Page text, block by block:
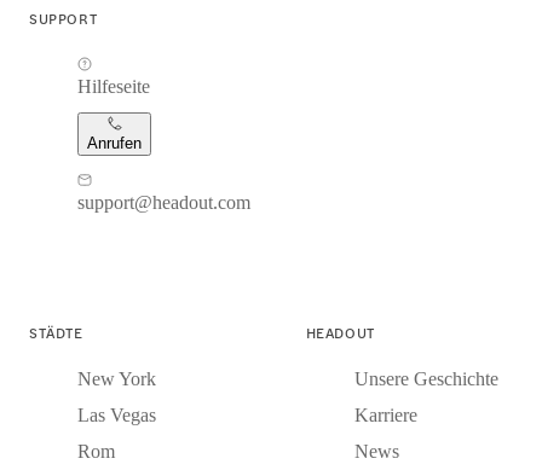
SUPPORT
Hilfeseite
Anrufen
support@headout.com
STÄDTE
New York
Las Vegas
Rom
HEADOUT
Unsere Geschichte
Karriere
News